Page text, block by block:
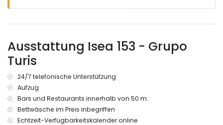
Ausstattung Isea 153 - Grupo
Turis
24/7 telefonische Unterstützung
Aufzug
Bars und Restaurants innerhalb von 50 m.
Bettwäsche im Preis inbegriffen
Echtzeit-Verfügbarkeitskalender online